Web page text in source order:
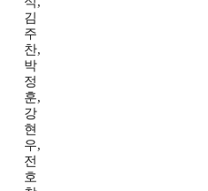
김
주
찬,
박
정
훈,
강
현
우,
전
호